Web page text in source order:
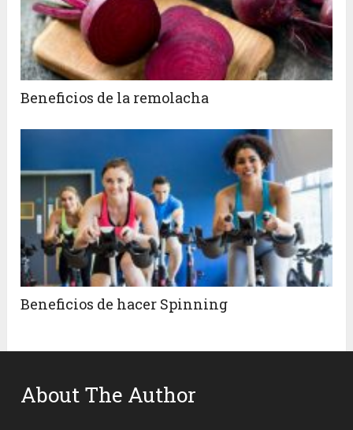
Beneficios de la remolacha
Beneficios de hacer Spinning
About The Author